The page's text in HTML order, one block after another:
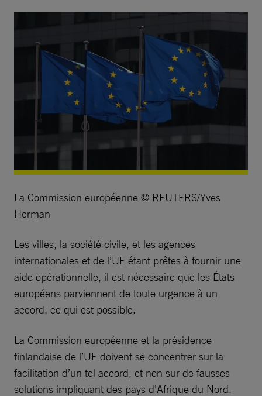
La Commission européenne © REUTERS/Yves
Herman
Les villes, la société civile, et les agences
internationales et de l’UE étant prêtes à fournir une
aide opérationnelle, il est nécessaire que les États
européens parviennent de toute urgence à un
accord, ce qui est possible.
La Commission européenne et la présidence
finlandaise de l’UE doivent se concentrer sur la
facilitation d’un tel accord, et non sur de fausses
solutions impliquant des pays d’Afrique du Nord.